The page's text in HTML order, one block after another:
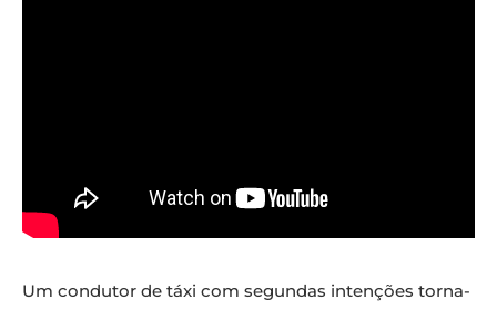
Um condutor de táxi com segundas intenções torna-